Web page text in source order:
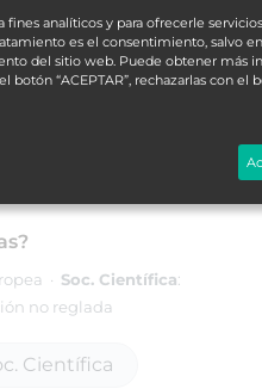
· Soc. Científica:
no reglada
Científica
analíticos y para ofrecerle
es el consentimiento, salvo
del sitio web. Puede obtener más
botón “ACEPTAR”, rechazarlas con el